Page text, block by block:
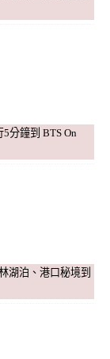
分鐘到 BTS On
湖泊、港口秘境到